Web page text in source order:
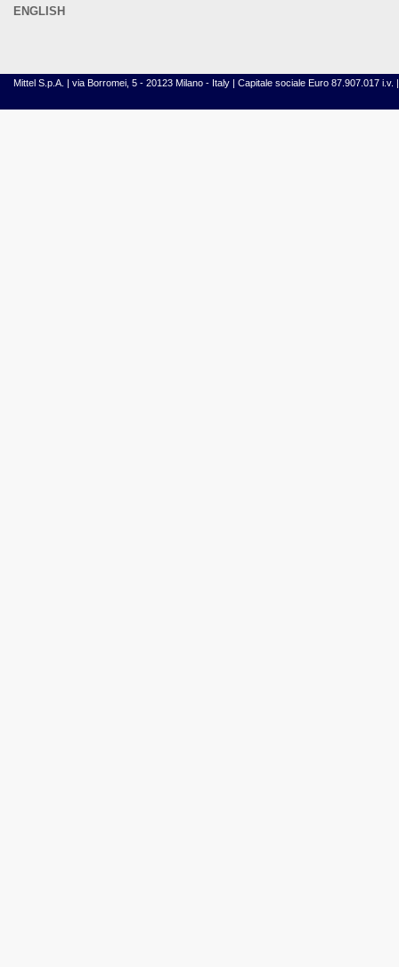
ENGLISH
Mittel S.p.A. | via Borromei, 5 - 20123 Milano - Italy | Capitale sociale Euro 87.907.017